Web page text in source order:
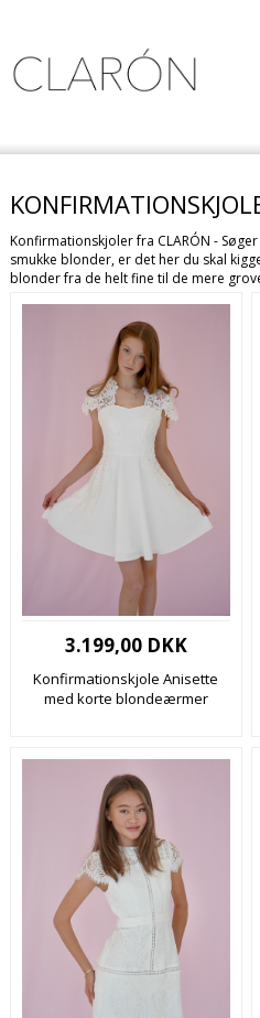
Konfirmationskjoler fra CLARÓN -
smukke blonder, er det her du skal
blonder fra de helt fine til de mere
3.199,00 DKK
Konfirmationskjole Anisette
med korte blondeærmer